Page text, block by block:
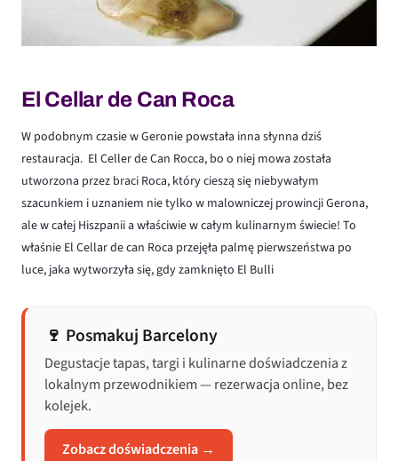
El Cellar de Can Roca
W podobnym czasie w Geronie powstała inna słynna dziś
restauracja. El Celler de Can Rocca, bo o niej mowa została
utworzona przez braci Roca, który cieszą się niebywałym
szacunkiem i uznaniem nie tylko w malowniczej prowincji Gerona,
ale w całej Hiszpanii a właściwie w całym kulinarnym świecie! To
właśnie El Cellar de can Roca przejęła palmę pierwszeństwa po
luce, jaka wytworzyła się, gdy zamknięto El Bulli
🍷 Posmakuj Barcelony
Degustacje tapas, targi i kulinarne doświadczenia z
lokalnym przewodnikiem — rezerwacja online, bez
kolejek.
Zobacz doświadczenia →